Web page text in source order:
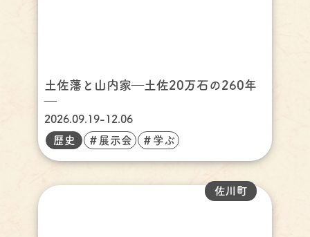
土佐藩と山内家―土佐20万石の260年
―
2026.09.19-12.06
歴史
＃展示会 ＃学ぶ
佐川町